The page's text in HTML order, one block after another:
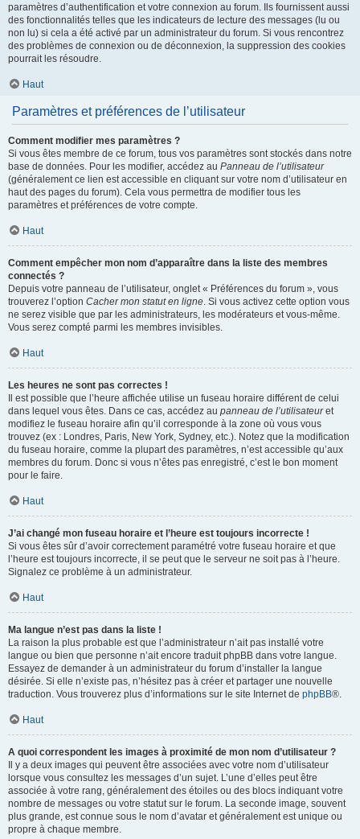
paramètres d’authentification et votre connexion au forum. Ils fournissent aussi
des fonctionnalités telles que les indicateurs de lecture des messages (lu ou
non lu) si cela a été activé par un administrateur du forum. Si vous rencontrez
des problèmes de connexion ou de déconnexion, la suppression des cookies
pourrait les résoudre.
Haut
Paramètres et préférences de l’utilisateur
Comment modifier mes paramètres ?
Si vous êtes membre de ce forum, tous vos paramètres sont stockés dans notre
base de données. Pour les modifier, accédez au Panneau de l’utilisateur
(généralement ce lien est accessible en cliquant sur votre nom d’utilisateur en
haut des pages du forum). Cela vous permettra de modifier tous les
paramètres et préférences de votre compte.
Haut
Comment empêcher mon nom d’apparaître dans la liste des membres
connectés ?
Depuis votre panneau de l’utilisateur, onglet « Préférences du forum », vous
trouverez l’option Cacher mon statut en ligne. Si vous activez cette option vous
ne serez visible que par les administrateurs, les modérateurs et vous-même.
Vous serez compté parmi les membres invisibles.
Haut
Les heures ne sont pas correctes !
Il est possible que l’heure affichée utilise un fuseau horaire différent de celui
dans lequel vous êtes. Dans ce cas, accédez au panneau de l’utilisateuret
modifiez le fuseau horaire afin qu’il corresponde à la zone où vous vous
trouvez (ex : Londres, Paris, New York, Sydney, etc.). Notez que la modification
du fuseau horaire, comme la plupart des paramètres, n’est accessible qu’aux
membres du forum. Donc si vous n’êtes pas enregistré, c’est le bon moment
pour le faire.
Haut
J’ai changé mon fuseau horaire et l’heure est toujours incorrecte !
Si vous êtes sûr d’avoir correctement paramétré votre fuseau horaire et que
l’heure est toujours incorrecte, il se peut que le serveur ne soit pas à l’heure.
Signalez ce problème à un administrateur.
Haut
Ma langue n’est pas dans la liste !
La raison la plus probable est que l’administrateur n’ait pas installé votre
langue ou bien que personne n’ait encore traduit phpBB dans votre langue.
Essayez de demander à un administrateur du forum d’installer la langue
désirée. Si elle n’existe pas, n’hésitez pas à créer et partager une nouvelle
traduction. Vous trouverez plus d’informations sur le site Internet de phpBB®.
Haut
A quoi correspondent les images à proximité de mon nom d’utilisateur ?
Il y a deux images qui peuvent être associées avec votre nom d’utilisateur
lorsque vous consultez les messages d’un sujet. L’une d’elles peut être
associée à votre rang, généralement des étoiles ou des blocs indiquant votre
nombre de messages ou votre statut sur le forum. La seconde image, souvent
plus grande, est connue sous le nom d’avatar et généralement est unique ou
propre à chaque membre.